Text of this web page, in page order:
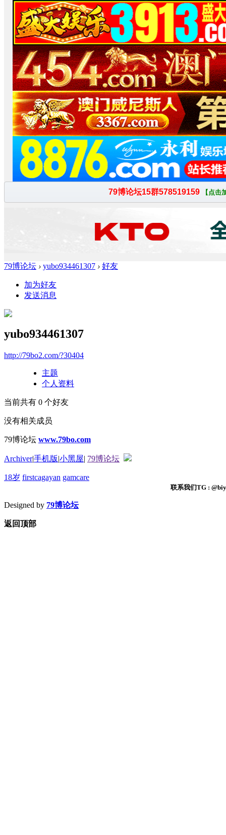
79博论坛 › yubo934461307 › 好友
加为好友
发送消息
yubo934461307
http://79bo2.com/?30404
主题
个人资料
当前共有 0 个好友
没有相关成员
79博论坛 www.79bo.com
Archiver|手机版|小黑屋| 79博论坛
18岁 firstcagayan gamcare
联系我们TG :
Designed by 79博论坛
返回顶部